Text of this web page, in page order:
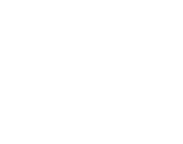
Tauchguides berichten